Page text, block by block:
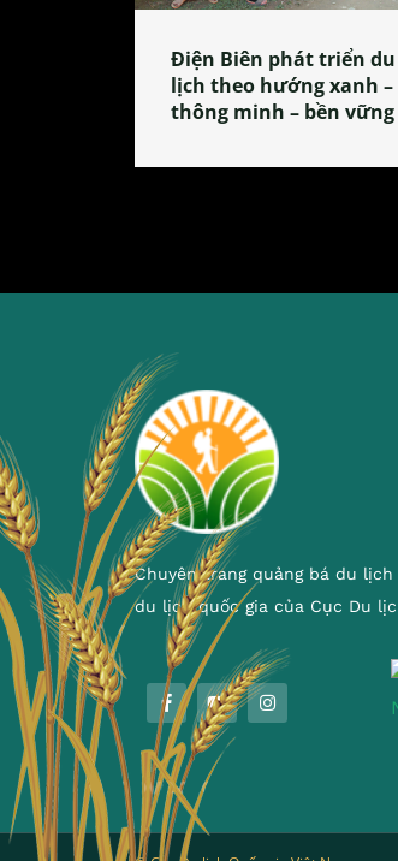
Điện Biên phát triển du
lịch theo hướng xanh –
thông minh – bền vững
Chuyên trang quảng bá du
du lịch quốc gia của Cục Du